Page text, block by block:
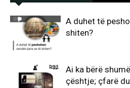
A duhet të
shiten?
Ai ka bërë
çështje; çfarë